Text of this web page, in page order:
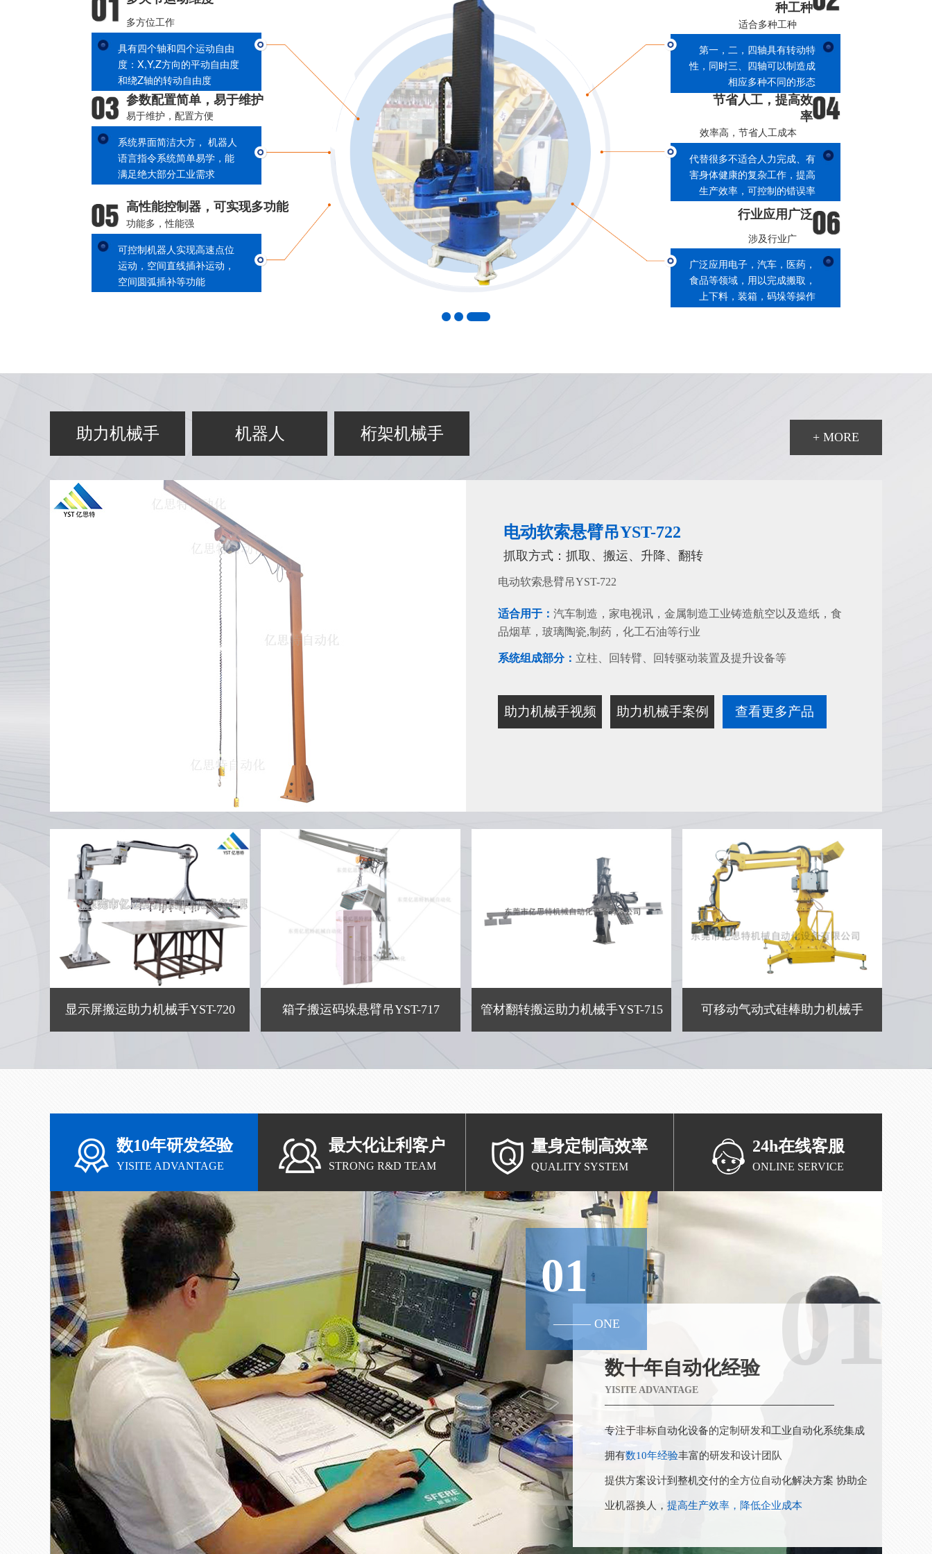
安全可靠
安全性强，有保障
助力大体积，重物等搬运，
生
毫米级精准度，定
定位准确，精确度高
可实现提升速度小于0.3米/分
的精确度，确保精密， 昂贵或
易碎部件进行精确控制
承重超载保护
自我保护机制
负载超过额定起重量时会自
动保护，无法提升
节约能源，节省成本
整机无须电源，一根接入0.5-
0.8MPA气源的管路即可完成
手柄，可在上下、前后、左
等多项任务
助力机械手 机器人 桁架机械手 + MORE
电动软索悬臂吊YST-722
抓取方式：抓取、搬运、升降、翻转
电动软索悬臂吊YST-722
适合用于： 汽车制造，家电视讯，金属制造工业铸造航空以及造纸，食
品烟草，玻璃陶瓷,制药，化工石油等行业
系统组成部分： 立柱、回转臂、回转驱动装置及提升设备等
助力机械手视频 助力机械手案例 查看更多产品
显示屏搬运助力机械手YST-720 箱子搬运码垛悬臂吊YST-717 管材翻转搬运助力机械手YST-715 可移动气动式硅棒助力机械手
数10年研发经验
YISITE ADVANTAGE
最大化让利客户
STRONG R&D TEAM
量身定制高效率
QUALITY SYSTEM
24h在线客服
ONLINE SERVICE
01
——— ONE
数十年自动化经验
YISITE ADVANTAGE
01
专注于非标自动化设备的定制研发和工业自动化系统集成
拥有数10年经验丰富的研发和设计团队
提供方案设计到整机交付的全方位自动化解决方案 协助企
业机器换人， 提高生产效率，降低企业成本